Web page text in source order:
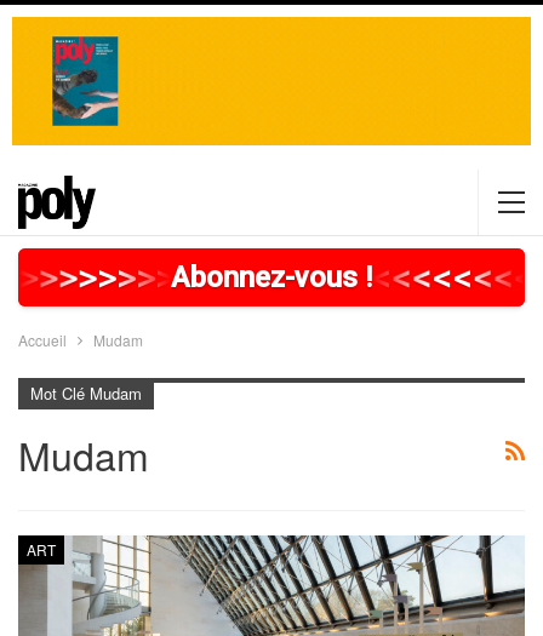
>>>>>>>>>>>>>>>>>
Abonnez-vous !<<<<<<<<
Accueil Mudam
Mot Clé Mudam
Mudam
ART